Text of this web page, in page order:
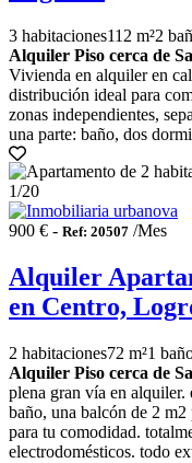
3 habitaciones112 m²2
Alquiler Piso cerca de
Vivienda en alquiler en
distribución ideal para
zonas independientes,
una parte: baño, dos
1/20
900 € - Ref: 20507 /Mes
Alquiler
en Centro,
2 habitaciones72 m²1
Alquiler Piso cerca de
plena gran vía en alquiler.
baño, una balcón de 2
para tu comodidad.
electrodomésticos. todo